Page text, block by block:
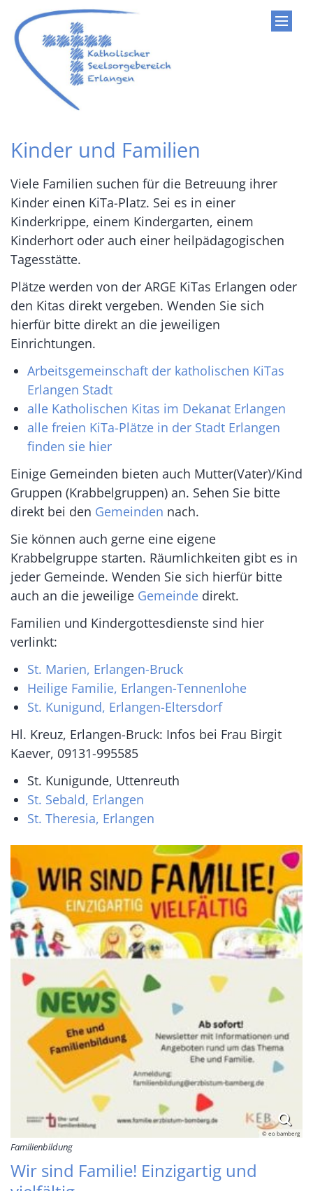
Zum Inhalt springen
Kinder und Familien
Viele Familien suchen für die Betreuung ihrer
Kinder einen KiTa-Platz. Sei es in einer
Kinderkrippe, einem Kindergarten, einem
Kinderhort oder auch einer heilpädagogischen
Tagesstätte.
Plätze werden von der ARGE KiTas Erlangen oder
den Kitas direkt vergeben. Wenden Sie sich
hierfür bitte direkt an die jeweiligen
Einrichtungen.
Arbeitsgemeinschaft der katholischen KiTas
Erlangen Stadt
alle Katholischen Kitas im Dekanat Erlangen
alle freien KiTa-Plätze in der Stadt Erlangen
finden sie hier
Einige Gemeinden bieten auch Mutter(Vater)/Kind
Gruppen (Krabbelgruppen) an. Sehen Sie bitte
direkt bei den Gemeinden nach.
Sie können auch gerne eine eigene
Krabbelgruppe starten. Räumlichkeiten gibt es in
jeder Gemeinde. Wenden Sie sich hierfür bitte
auch an die jeweilige Gemeinde direkt.
Familien und Kindergottesdienste sind hier
verlinkt:
St. Marien, Erlangen-Bruck
Heilige Familie, Erlangen-Tennenlohe
St. Kunigund, Erlangen-Eltersdorf
Hl. Kreuz, Erlangen-Bruck: Infos bei Frau Birgit
Kaever, 09131-995585
St. Kunigunde, Uttenreuth
St. Sebald, Erlangen
St. Theresia, Erlangen
© eo bamberg
Familienbildung
Wir sind Familie! Einzigartig und